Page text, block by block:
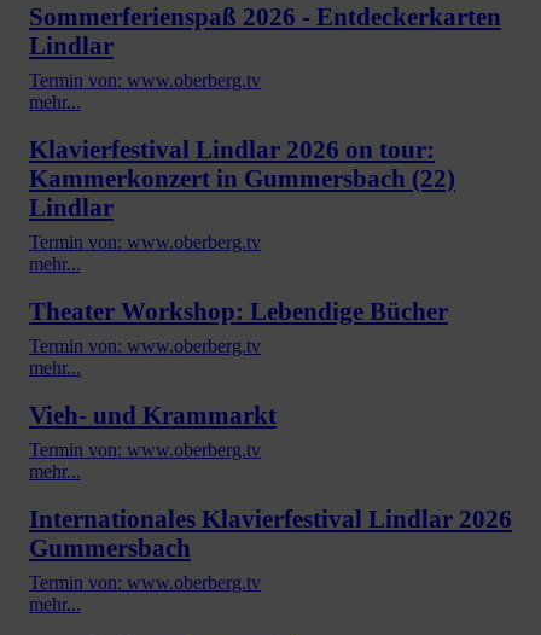
Sommerferienspaß 2026 - Entdeckerkarten
Lindlar
Termin von: www.oberberg.tv
mehr...
Klavierfestival Lindlar 2026 on tour:
Kammerkonzert in Gummersbach (22)
Lindlar
Termin von: www.oberberg.tv
mehr...
Theater Workshop: Lebendige Bücher
Termin von: www.oberberg.tv
mehr...
Vieh- und Krammarkt
Termin von: www.oberberg.tv
mehr...
Internationales Klavierfestival Lindlar 2026
Gummersbach
Termin von: www.oberberg.tv
mehr...